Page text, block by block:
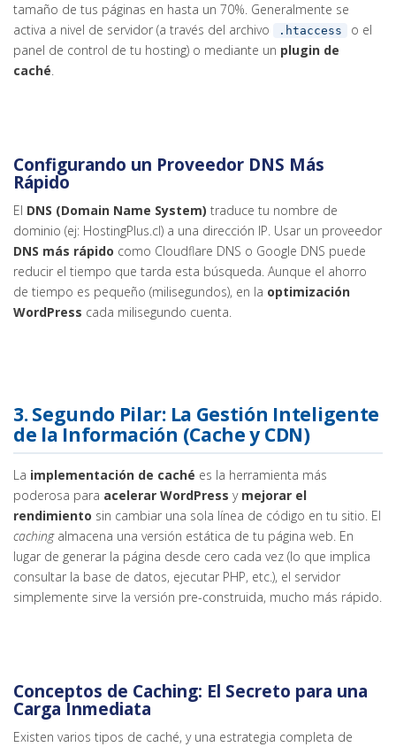
tamaño de tus páginas en hasta un 70%. Generalmente se
activa a nivel de servidor (a través del archivo
.htaccess
o el
panel de control de tu hosting) o mediante un plugin de
caché.
Configurando un Proveedor DNS Más
Rápido
El DNS (Domain Name System) traduce tu nombre de
dominio (ej: HostingPlus.cl) a una dirección IP. Usar un proveedor
DNS más rápido como Cloudflare DNS o Google DNS puede
reducir el tiempo que tarda esta búsqueda. Aunque el ahorro
de tiempo es pequeño (milisegundos), en la optimización
WordPress cada milisegundo cuenta.
3. Segundo Pilar: La Gestión Inteligente
de la Información (Cache y CDN)
La implementación de caché es la herramienta más
poderosa para acelerar WordPress y mejorar el
rendimiento sin cambiar una sola línea de código en tu sitio. El
cachingalmacena una versión estática de tu página web. En
lugar de generar la página desde cero cada vez (lo que implica
consultar la base de datos, ejecutar PHP, etc.), el servidor
simplemente sirve la versión pre-construida, mucho más rápido.
Conceptos de Caching: El Secreto para una
Carga Inmediata
Existen varios tipos de caché, y una estrategia completa de